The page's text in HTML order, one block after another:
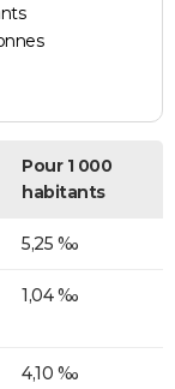
Pour 1 000
habitants
5,25 ‰
1,04 ‰
4,10 ‰